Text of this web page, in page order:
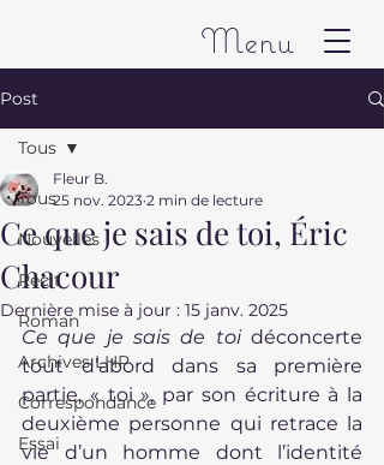
Menu
Post
Tous
Nouvelles
Récit
Roman
Archives LHP
Correspondance
Essai
Tous
Ce que je sais de toi, Éric
Chacour
Fleur B.
25 nov. 2023 2 min de lecture
Dernière mise à jour : 15 janv. 2025
Ce que je sais de toi déconcerte
tout d’abord dans sa première
partie, « toi », par son écriture à la
deuxième personne qui retrace la
vie d’un homme dont l’identité